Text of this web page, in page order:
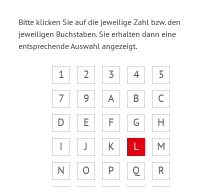
Bitte klicken Sie auf die jeweilige Zahl bzw. den
jeweiligen Buchstaben. Sie erhalten dann eine
entsprechende Auswahl angezeigt.
1 2 3 4
5
7
9 A B
C
D
E F G
H
I
J K L
M
N
O P Q
R